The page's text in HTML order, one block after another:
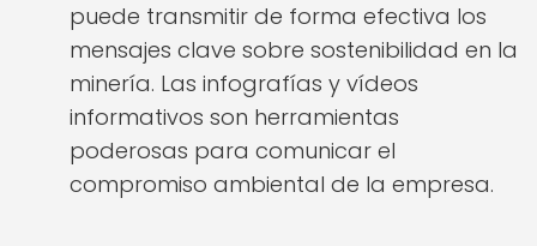
puede transmitir de forma efectiva los
mensajes clave sobre sostenibilidad en la
minería. Las infografías y vídeos
informativos son herramientas
poderosas para comunicar el
compromiso ambiental de la empresa.